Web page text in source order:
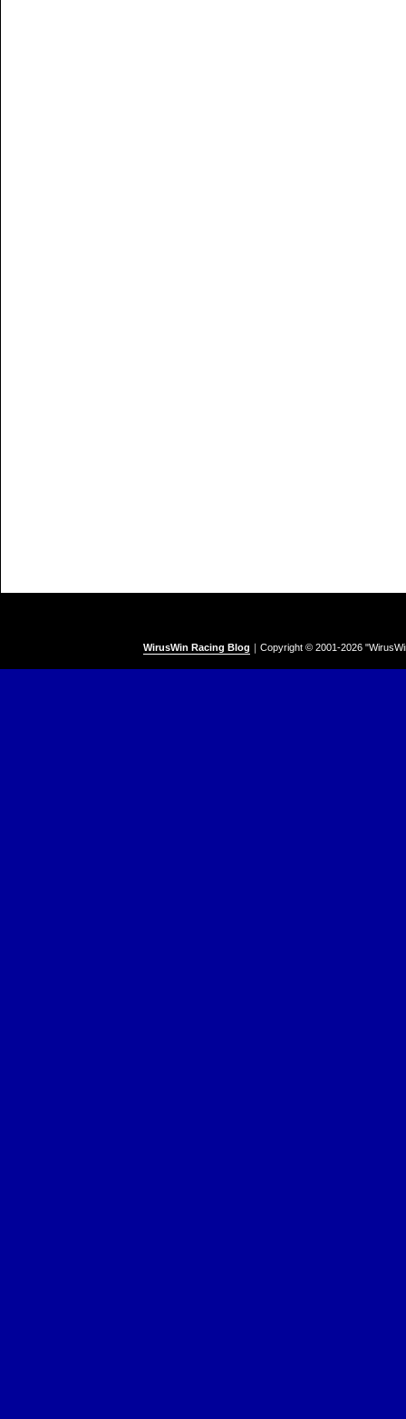
WirusWin Racing Blog ｜ Copyright © 2001-2026